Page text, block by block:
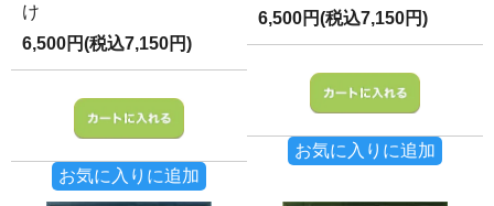
け
6,500円(税込7,150円)
お気に入りに追加
6,500円(税込7,150円)
お気に入りに追加